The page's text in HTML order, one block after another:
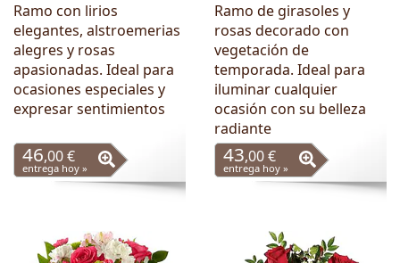
Ramo con lirios
elegantes, alstroemerias
alegres y rosas
apasionadas. Ideal para
ocasiones especiales y
expresar sentimientos
46,00 €
entrega hoy »
Ramo de girasoles y
rosas decorado con
vegetación de
temporada. Ideal para
iluminar cualquier
ocasión con su belleza
radiante
43,00 €
entrega hoy »